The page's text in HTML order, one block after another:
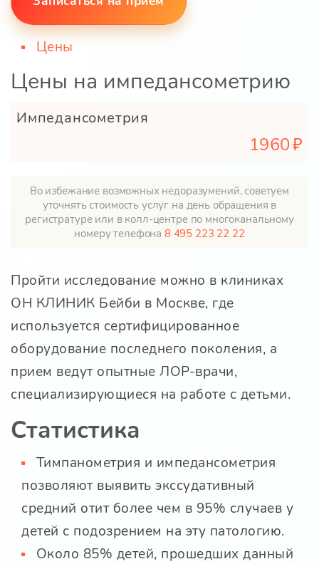
Цены
Цены на импедансометрию
Импедансометрия
1960
Во избежание возможных недоразумений, советуем
уточнять стоимость услуг на день обращения в
регистратуре или в колл-центре по многоканальному
номеру телефона 8 495 223 22 22
Пройти исследование можно в клиниках
ОН КЛИНИК Бейби в Москве, где
используется сертифицированное
оборудование последнего поколения, а
прием ведут опытные ЛОР-врачи,
специализирующиеся на работе с детьми.
Статистика
Тимпанометрия и импедансометрия
позволяют выявить экссудативный
средний отит более чем в 95% случаев у
детей с подозрением на эту патологию.
Около 85% детей, прошедших данный